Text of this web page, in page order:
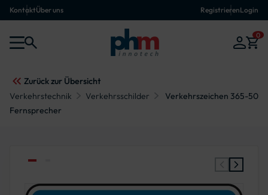
KontaktÜber uns RegistrierenLogin
0
Zurück zur Übersicht
Verkehrstechnik
Verkehrsschilder
Verkehrszeichen 365-50
Fernsprecher